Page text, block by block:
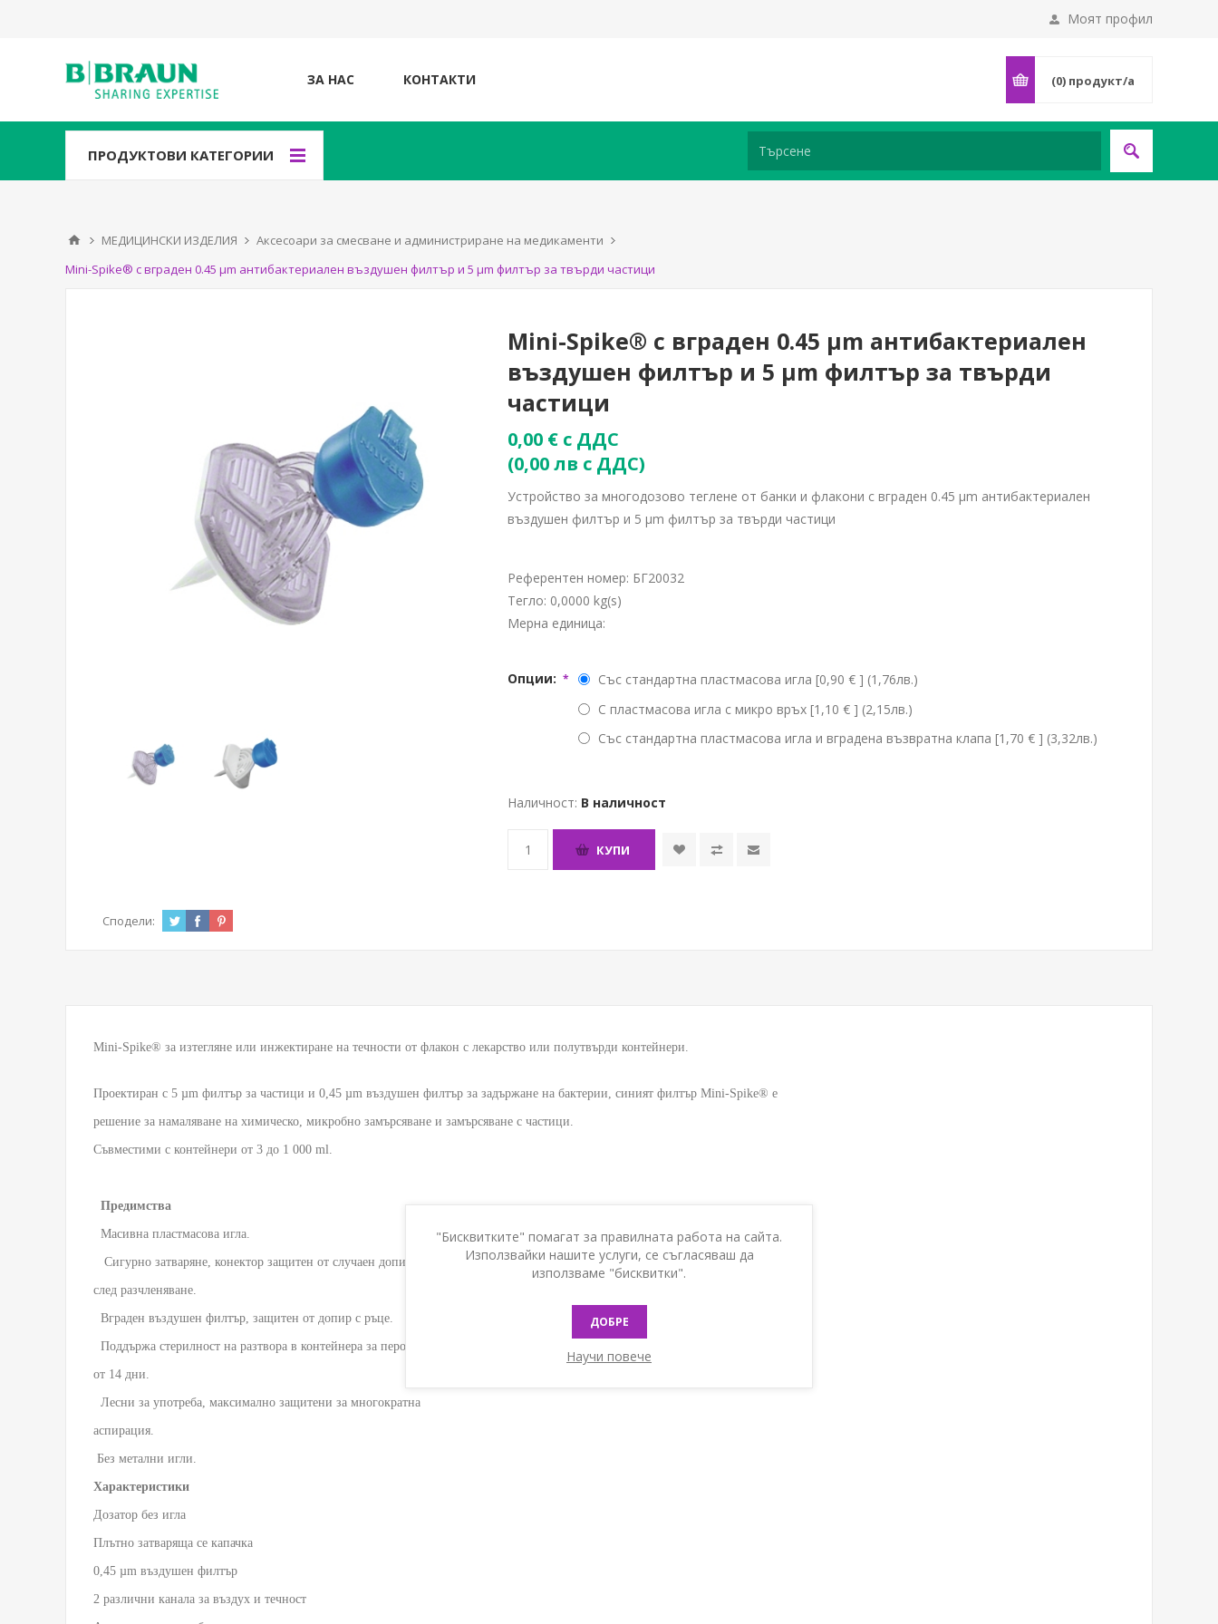
Моят профил
ЗА НАС КОНТАКТИ (0) продукт/а
ПРОДУКТОВИ КАТЕГОРИИ
МЕДИЦИНСКИ ИЗДЕЛИЯ
Аксесоари за смесване и администриране на медикаменти
Mini-Spike® с вграден 0.45 μm антибактериален въздушен филтър и 5 μm филтър за твърди частици
Mini-Spike® с вграден 0.45 μm антибактериален
въздушен филтър и 5 μm филтър за твърди
частици
0,00 € с ДДС
(0,00 лв с ДДС)
Устройство за многодозово теглене от банки и флакони с вграден 0.45 μm антибактериален
въздушен филтър и 5 μm филтър за твърди частици
Референтен номер: БГ20032
Тегло: 0,0000 kg(s)
Мерна единица:
Опции: *
Със стандартна пластмасова игла [0,90 € ] (1,76лв.)
С пластмасова игла с микро връх [1,10 € ] (2,15лв.)
Със стандартна пластмасова игла и вградена възвратна клапа [1,70 € ] (3,32лв.)
Наличност: В наличност
КУПИ
Сподели:
Mini-Spike® за изтегляне или инжектиране на течности от флакон с лекарство или полутвърди контейнери.
Проектиран с 5 µm филтър за частици и 0,45 µm въздушен филтър за задържане на бактерии, синият филтър Mini-Spike® е
решение за намаляване на химическо, микробно замърсяване и замърсяване с частици.
Съвместими с контейнери от 3 до 1 000 ml.
Предимства
Масивна пластмасова игла.
Сигурно затваряне, конектор защитен от случаен допир иконтаминация, вградена клапа за автоматично затваряне
след разчленяване.
Вграден въздушен филтър, защитен от допир с ръце.
Поддържа стерилност на разтвора в контейнера за пероид
от 14 дни.
Лесни за употреба, максимално защитени за многократна
аспирация.
Без метални игли.
Характеристики
Дозатор без игла
Плътно затваряща се капачка
0,45 µm въздушен филтър
2 различни канала за въздух и течност
"Бисквитките" помагат за правилната работа на сайта.
Използвайки нашите услуги, се съгласяваш да
използваме "бисквитки".
ДОБРЕ
Научи повече